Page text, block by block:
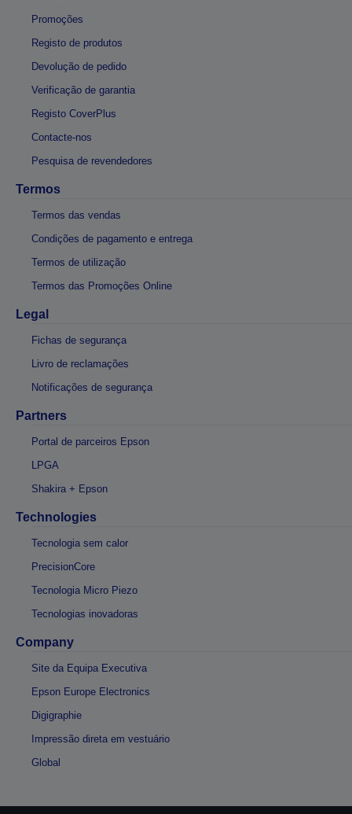
Promoções
Registo de produtos
Devolução de pedido
Verificação de garantia
Registo CoverPlus
Contacte-nos
Pesquisa de revendedores
Termos
Termos das vendas
Condições de pagamento e entrega
Termos de utilização
Termos das Promoções Online
Legal
Fichas de segurança
Livro de reclamações
Notificações de segurança
Partners
Portal de parceiros Epson
LPGA
Shakira + Epson
Technologies
Tecnologia sem calor
PrecisionCore
Tecnologia Micro Piezo
Tecnologias inovadoras
Company
Site da Equipa Executiva
Epson Europe Electronics
Digigraphie
Impressão direta em vestuário
Global